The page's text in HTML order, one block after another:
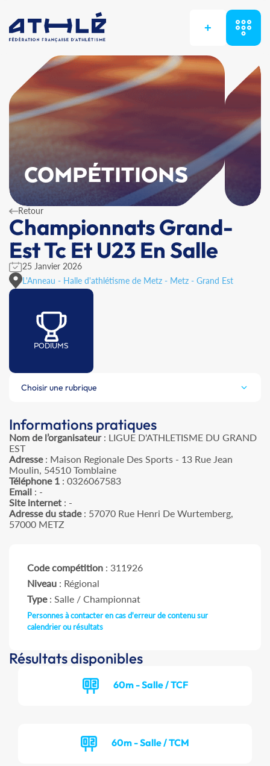
+
COMPÉTITIONS
Retour
Championnats Grand-
Est Tc Et U23 En Salle
25 Janvier 2026
L'Anneau - Halle d'athlétisme de Metz - Metz - Grand Est
PODIUMS
Choisir une rubrique
Informations pratiques
Nom de l’organisateur: LIGUE D'ATHLETISME DU GRAND
EST
Adresse: Maison Regionale Des Sports - 13 Rue Jean
Moulin, 54510 Tomblaine
Téléphone 1 : 0326067583
Email : -
Site internet : -
Adresse du stade: 57070 Rue Henri De Wurtemberg,
57000 METZ
Code compétition : 311926
Niveau : Régional
Type: Salle / Championnat
Personnes à contacter en cas d'erreur de contenu sur
calendrier ou résultats
Résultats disponibles
60m - Salle / TCF
60m - Salle / TCM